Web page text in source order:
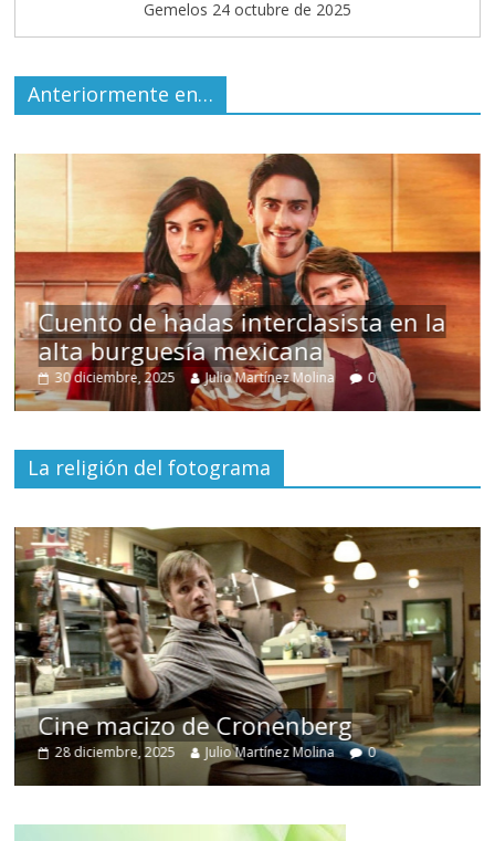
Gemelos 24 octubre de 2025
Anteriormente en…
Cuento de hadas interclasista en la
alta burguesía mexicana
30 diciembre, 2025 Julio Martínez Molina 0
La religión del fotograma
Cine macizo de Cronenberg
28 diciembre, 2025 Julio Martínez Molina 0